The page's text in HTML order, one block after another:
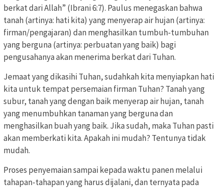
berkat dari Allah” (Ibrani 6:7). Paulus menegaskan bahwa
tanah (artinya: hati kita) yang menyerap air hujan (artinya:
firman/pengajaran) dan menghasilkan tumbuh-tumbuhan
yang berguna (artinya: perbuatan yang baik) bagi
pengusahanya akan menerima berkat dari Tuhan.
Jemaat yang dikasihi Tuhan, sudahkah kita menyiapkan hati
kita untuk tempat persemaian firman Tuhan? Tanah yang
subur, tanah yang dengan baik menyerap air hujan, tanah
yang menumbuhkan tanaman yang berguna dan
menghasilkan buah yang baik. Jika sudah, maka Tuhan pasti
akan memberkati kita. Apakah ini mudah? Tentunya tidak
mudah.
Proses penyemaian sampai kepada waktu panen melalui
tahapan-tahapan yang harus dijalani, dan ternyata pada